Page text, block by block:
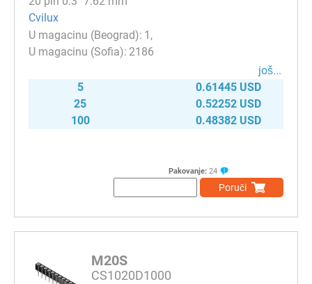
Cvilux
1
2186
јоš...
5
0.61445 USD
25
0.52252 USD
100
0.48382 USD
Pakovanje: 24
Poruči
M20S
CS1020D1000